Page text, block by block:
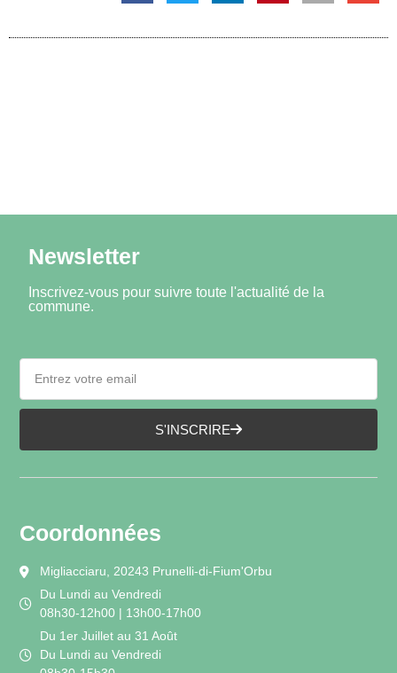
Newsletter
Inscrivez-vous pour suivre toute l'actualité de la
commune.
S'INSCRIRE
Coordonnées
Migliacciaru, 20243 Prunelli-di-Fium'Orbu
Du Lundi au Vendredi
08h30-12h00 | 13h00-17h00
Du 1er Juillet au 31 Août
Du Lundi au Vendredi